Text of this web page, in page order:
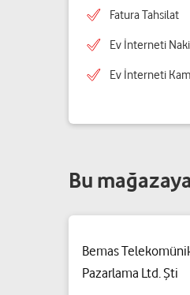
Fatura Tahsilat
Ev İnterneti
Ev İnterneti
Bu
Bemas
Pazarlama Ltd. Şti